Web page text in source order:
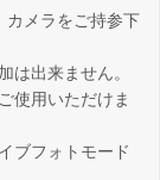
カメラをご持参下
は出来ません。
使用いただけま
ブフォトモード